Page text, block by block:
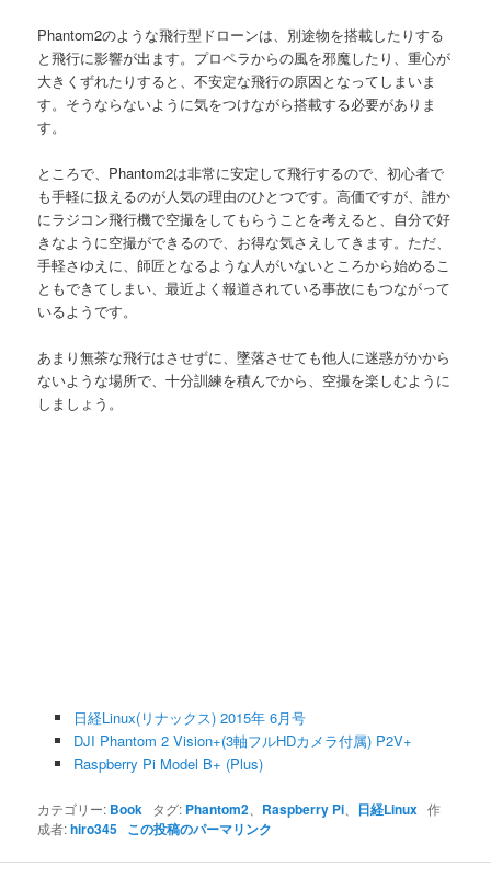
Phantom2のような飛行型ドローンは、別途物を搭載したりする
と飛行に影響が出ます。プロペラからの風を邪魔したり、重心が
大きくずれたりすると、不安定な飛行の原因となってしまいま
す。そうならないように気をつけながら搭載する必要がありま
す。
ところで、Phantom2は非常に安定して飛行するので、初心者で
も手軽に扱えるのが人気の理由のひとつです。高価ですが、誰か
にラジコン飛行機で空撮をしてもらうことを考えると、自分で好
きなように空撮ができるので、お得な気さえしてきます。ただ、
手軽さゆえに、師匠となるような人がいないところから始めるこ
ともできてしまい、最近よく報道されている事故にもつながって
いるようです。
あまり無茶な飛行はさせずに、墜落させても他人に迷惑がかから
ないような場所で、十分訓練を積んでから、空撮を楽しむように
しましょう。
日経Linux(リナックス) 2015年 6月号
DJI Phantom 2 Vision+(3軸フルHDカメラ付属) P2V+
Raspberry Pi Model B+ (Plus)
カテゴリー: Book タグ: Phantom2 Raspberry Pi 日経Linux 作
成者:hiro345 この投稿のパーマリンク